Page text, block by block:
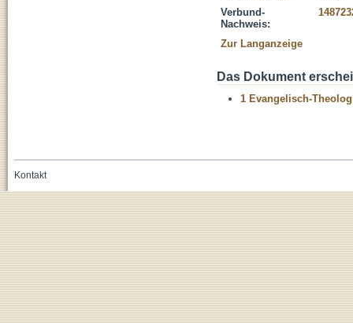
Verbund-
Nachweis:
Zur Langanzeige
Das Dokument
1 Evangelisch-
Kontakt